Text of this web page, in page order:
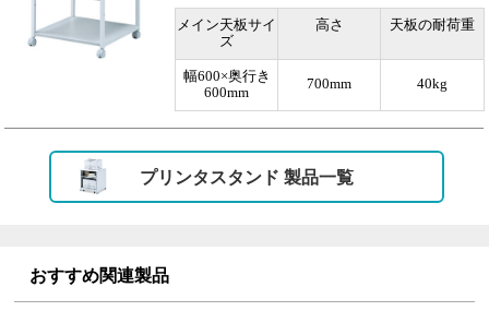
メイン天板サイ
ズ
高さ 天板の耐荷重
幅600×奥行き
600mm
700mm 40kg
プリンタスタンド 製品一覧
おすすめ関連製品